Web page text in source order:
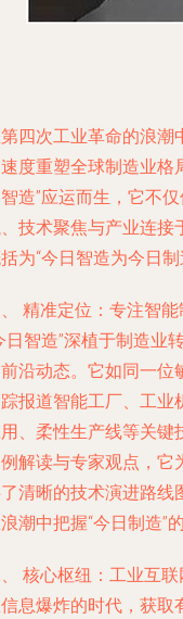
四次工业革命的浪潮
度重塑全球制造业格
造”应运而生，它不
技术聚焦与产业连接
为“今日智造为今日制
精准定位：专注智能
日智造”深植于制造业
沿动态。它如同一位
报道智能工厂、工业
、柔性生产线等关键
解读与专家观点，它
清晰的技术演进路线
潮中把握“今日制造”
核心枢纽：工业互联
息爆炸的时代，获取